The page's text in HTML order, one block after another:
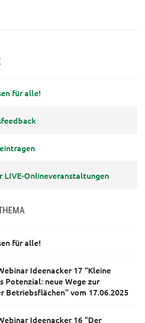
für alle!
LIVE-Onlineveranstaltungen
für alle!
Ideenacker 17 "Kleine
Potenzial: neue Wege zur
Betriebsflächen" vom 17.06.2025
Ideenacker 16 "Der